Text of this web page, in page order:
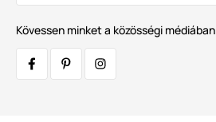
Kövessen minket a közösségi médiában